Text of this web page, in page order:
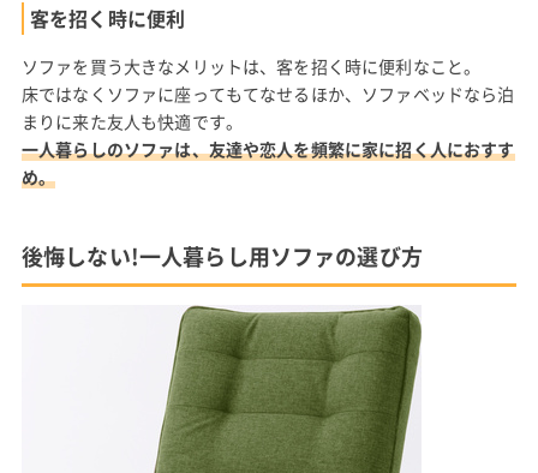
客を招く時に便利
ソファを買う大きなメリットは、客を招く時に便利なこと。
床ではなくソファに座ってもてなせるほか、ソファベッドなら泊
まりに来た友人も快適です。
一人暮らしのソファは、友達や恋人を頻繁に家に招く人におすす
め。
後悔しない!一人暮らし用ソファの選び方